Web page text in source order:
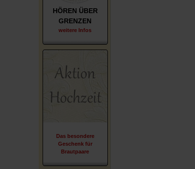
HÖREN ÜBER
GRENZEN
weitere Infos
Das besondere
Geschenk für
Brautpaare